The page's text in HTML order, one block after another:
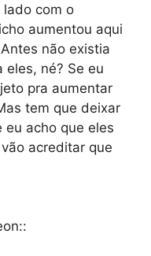
lado com o
aumentou aqui
não existia
eles, né? Se eu
pra aumentar
tem que deixar
eu acho que eles
acreditar que